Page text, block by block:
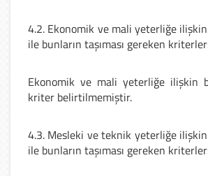
4.2. Ekonomik ve mali yeterliğe
ile bunların taşıması gereken
Ekonomik ve mali yeterliğe ilişkin
kriter belirtilmemiştir.
4.3. Mesleki ve teknik yeterliğe
ile bunların taşıması gereken